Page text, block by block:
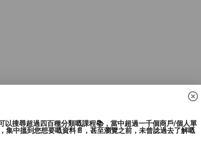
搜尋超過四百種分類嘅課程📚，當中超過一千個商戶/個人單
集中搵到您想要嘅資料📄，甚至瀏覽之前，未曾諗過去了解嘅